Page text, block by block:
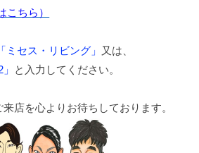
こちら）
「ミセス・リビング」
又は、
と入力してください。
店を心よりお待ちしております。